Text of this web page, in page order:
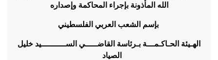
الله المأذونة بإجراء المحاكمة وإصداره
بإسم الشعب العربي الفلسطيني
الهـيئة الحـاكـمـــة بـرئاسة القاضـــــي الســــــــــيد خليل
الصياد